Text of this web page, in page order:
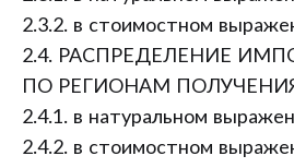
2.3.2. в стоимостном
2.4. РАСПРЕДЕЛЕНИЕ
ПО РЕГИОНАМ
2.4.1. в натуральном
2.4.2. в стоимостном